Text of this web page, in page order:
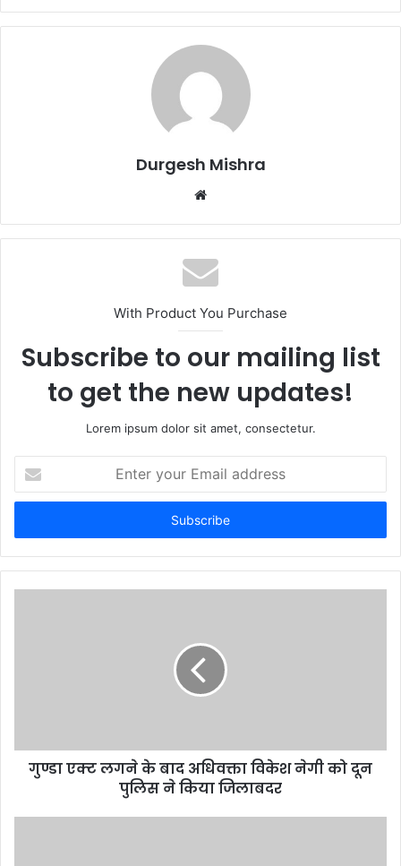
Durgesh Mishra
Website
With Product You Purchase
Subscribe to our mailing list
to get the new updates!
Lorem ipsum dolor sit amet, consectetur.
your
Email
गुण्डा एक्ट लगने के बाद अधिवक्ता विकेश नेगी को दून
पुलिस ने किया जिलाबदर